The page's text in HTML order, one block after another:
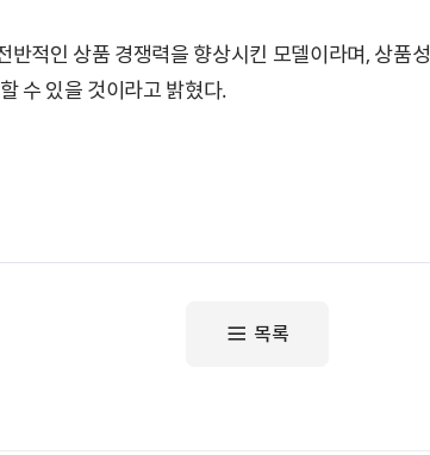
적인 상품 경쟁력을 향상시킨 모델이라며, 상품
수 있을 것이라고 밝혔다.
목록